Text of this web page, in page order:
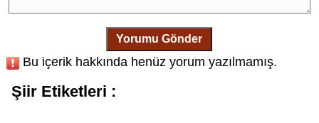
Yorumu Gönder
Bu içerik hakkında henüz yorum yazılmamış.
Şiir Etiketleri :